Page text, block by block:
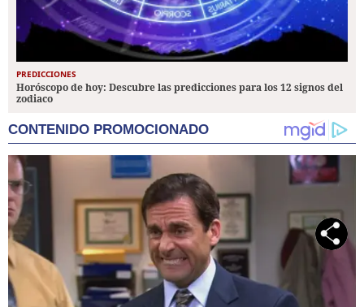
PREDICCIONES
Horóscopo de hoy: Descubre las predicciones para los 12 signos del
zodiaco
CONTENIDO PROMOCIONADO